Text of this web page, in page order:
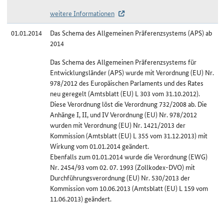
weitere Informationen
01.01.2014
Das Schema des Allgemeinen Präferenzsystems (APS) ab
2014
Das Schema des Allgemeinen Präferenzsystems für
Entwicklungsländer (APS) wurde mit Verordnung (EU) Nr.
978/2012 des Europäischen Parlaments und des Rates
neu geregelt (Amtsblatt (EU) L 303 vom 31.10.2012).
Diese Verordnung löst die Verordnung 732/2008 ab. Die
Anhänge I, II, und IV Verordnung (EU) Nr. 978/2012
wurden mit Verordnung (EU) Nr. 1421/2013 der
Kommission (Amtsblatt (EU) L 355 vom 31.12.2013) mit
Wirkung vom 01.01.2014 geändert.
Ebenfalls zum 01.01.2014 wurde die Verordnung (EWG)
Nr. 2454/93 vom 02. 07. 1993 (Zollkodex-DVO) mit
Durchführungsverordnung (EU) Nr. 530/2013 der
Kommission vom 10.06.2013 (Amtsblatt (EU) L 159 vom
11.06.2013) geändert.